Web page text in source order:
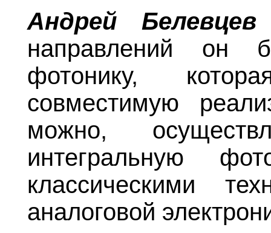
Андрей
направлений он
фотонику,
совместимую
можно,
интегральную
классическими
аналоговой